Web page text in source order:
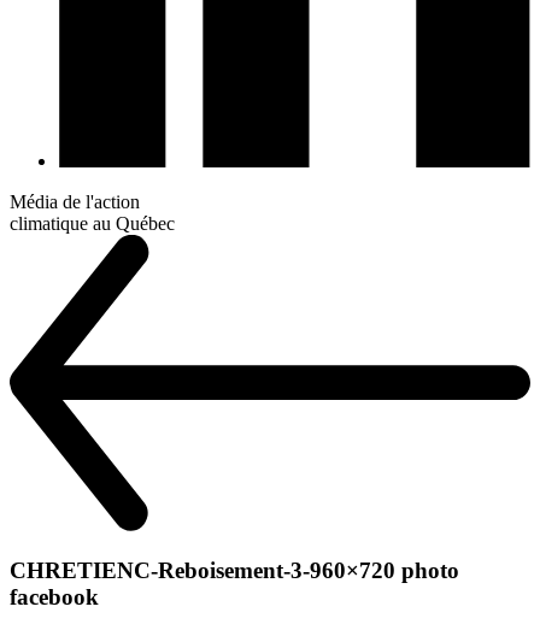
Média de l'action
climatique au Québec
CHRETIENC-Reboisement-3-960×720 photo
facebook